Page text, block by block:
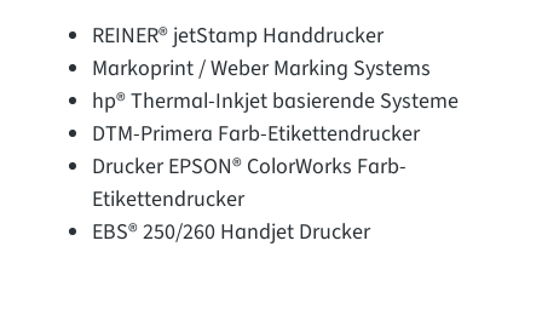
REINER® jetStamp Handdrucker
Markoprint / Weber Marking Systems
hp® Thermal-Inkjet basierende Systeme
DTM-Primera Farb-Etikettendrucker
Drucker EPSON® ColorWorks Farb-
Etikettendrucker
EBS® 250/260 Handjet Drucker